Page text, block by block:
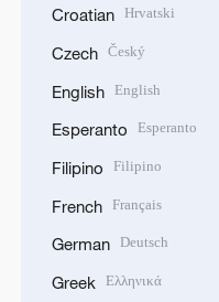
Croatian Hrvatski
Czech Český
English English
Esperanto Esperanto
Filipino Filipino
French Français
German Deutsch
Greek Ελληνικά